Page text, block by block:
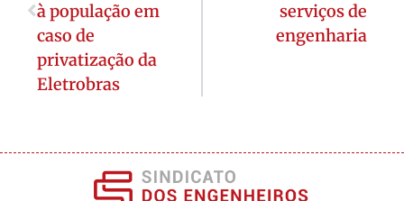
à população em
caso de
privatização da
Eletrobras
serviços de
engenharia